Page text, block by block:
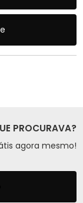
PROCURAVA?
agora mesmo!